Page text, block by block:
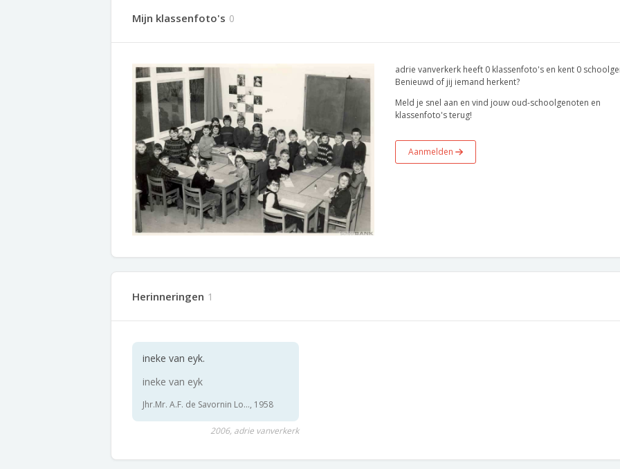
Mijn klassenfoto's 0
adrie vanverkerk heeft 0 klassenfoto's en kent 0
Benieuwd of jij iemand herkent?
Meld je snel aan en vind jouw oud-schoolgenoten en
klassenfoto's terug!
Aanmelden
Herinneringen 1
ineke van eyk.
ineke van eyk
Jhr.Mr. A.F. de Savornin Lo..., 1958
2006, adrie vanverkerk